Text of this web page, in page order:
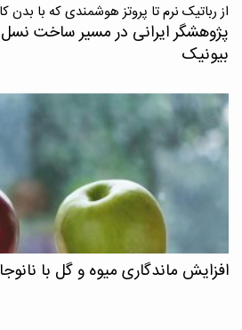
از رباتیک نرم تا پروتز هوشمندی که با بدن
پژوهشگر ایرانی در مسیر ساخت
بیونیک
افزایش ماندگاری میوه و گل با